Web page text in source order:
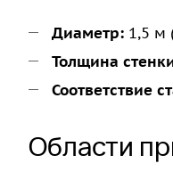
Диаметр: 1,5 м
Толщина
Соответствие
Области